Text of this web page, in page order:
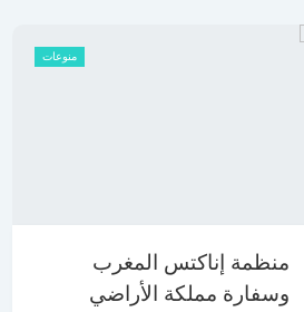
منوعات
منظمة إناكتس المغرب
وسفارة مملكة الأراضي